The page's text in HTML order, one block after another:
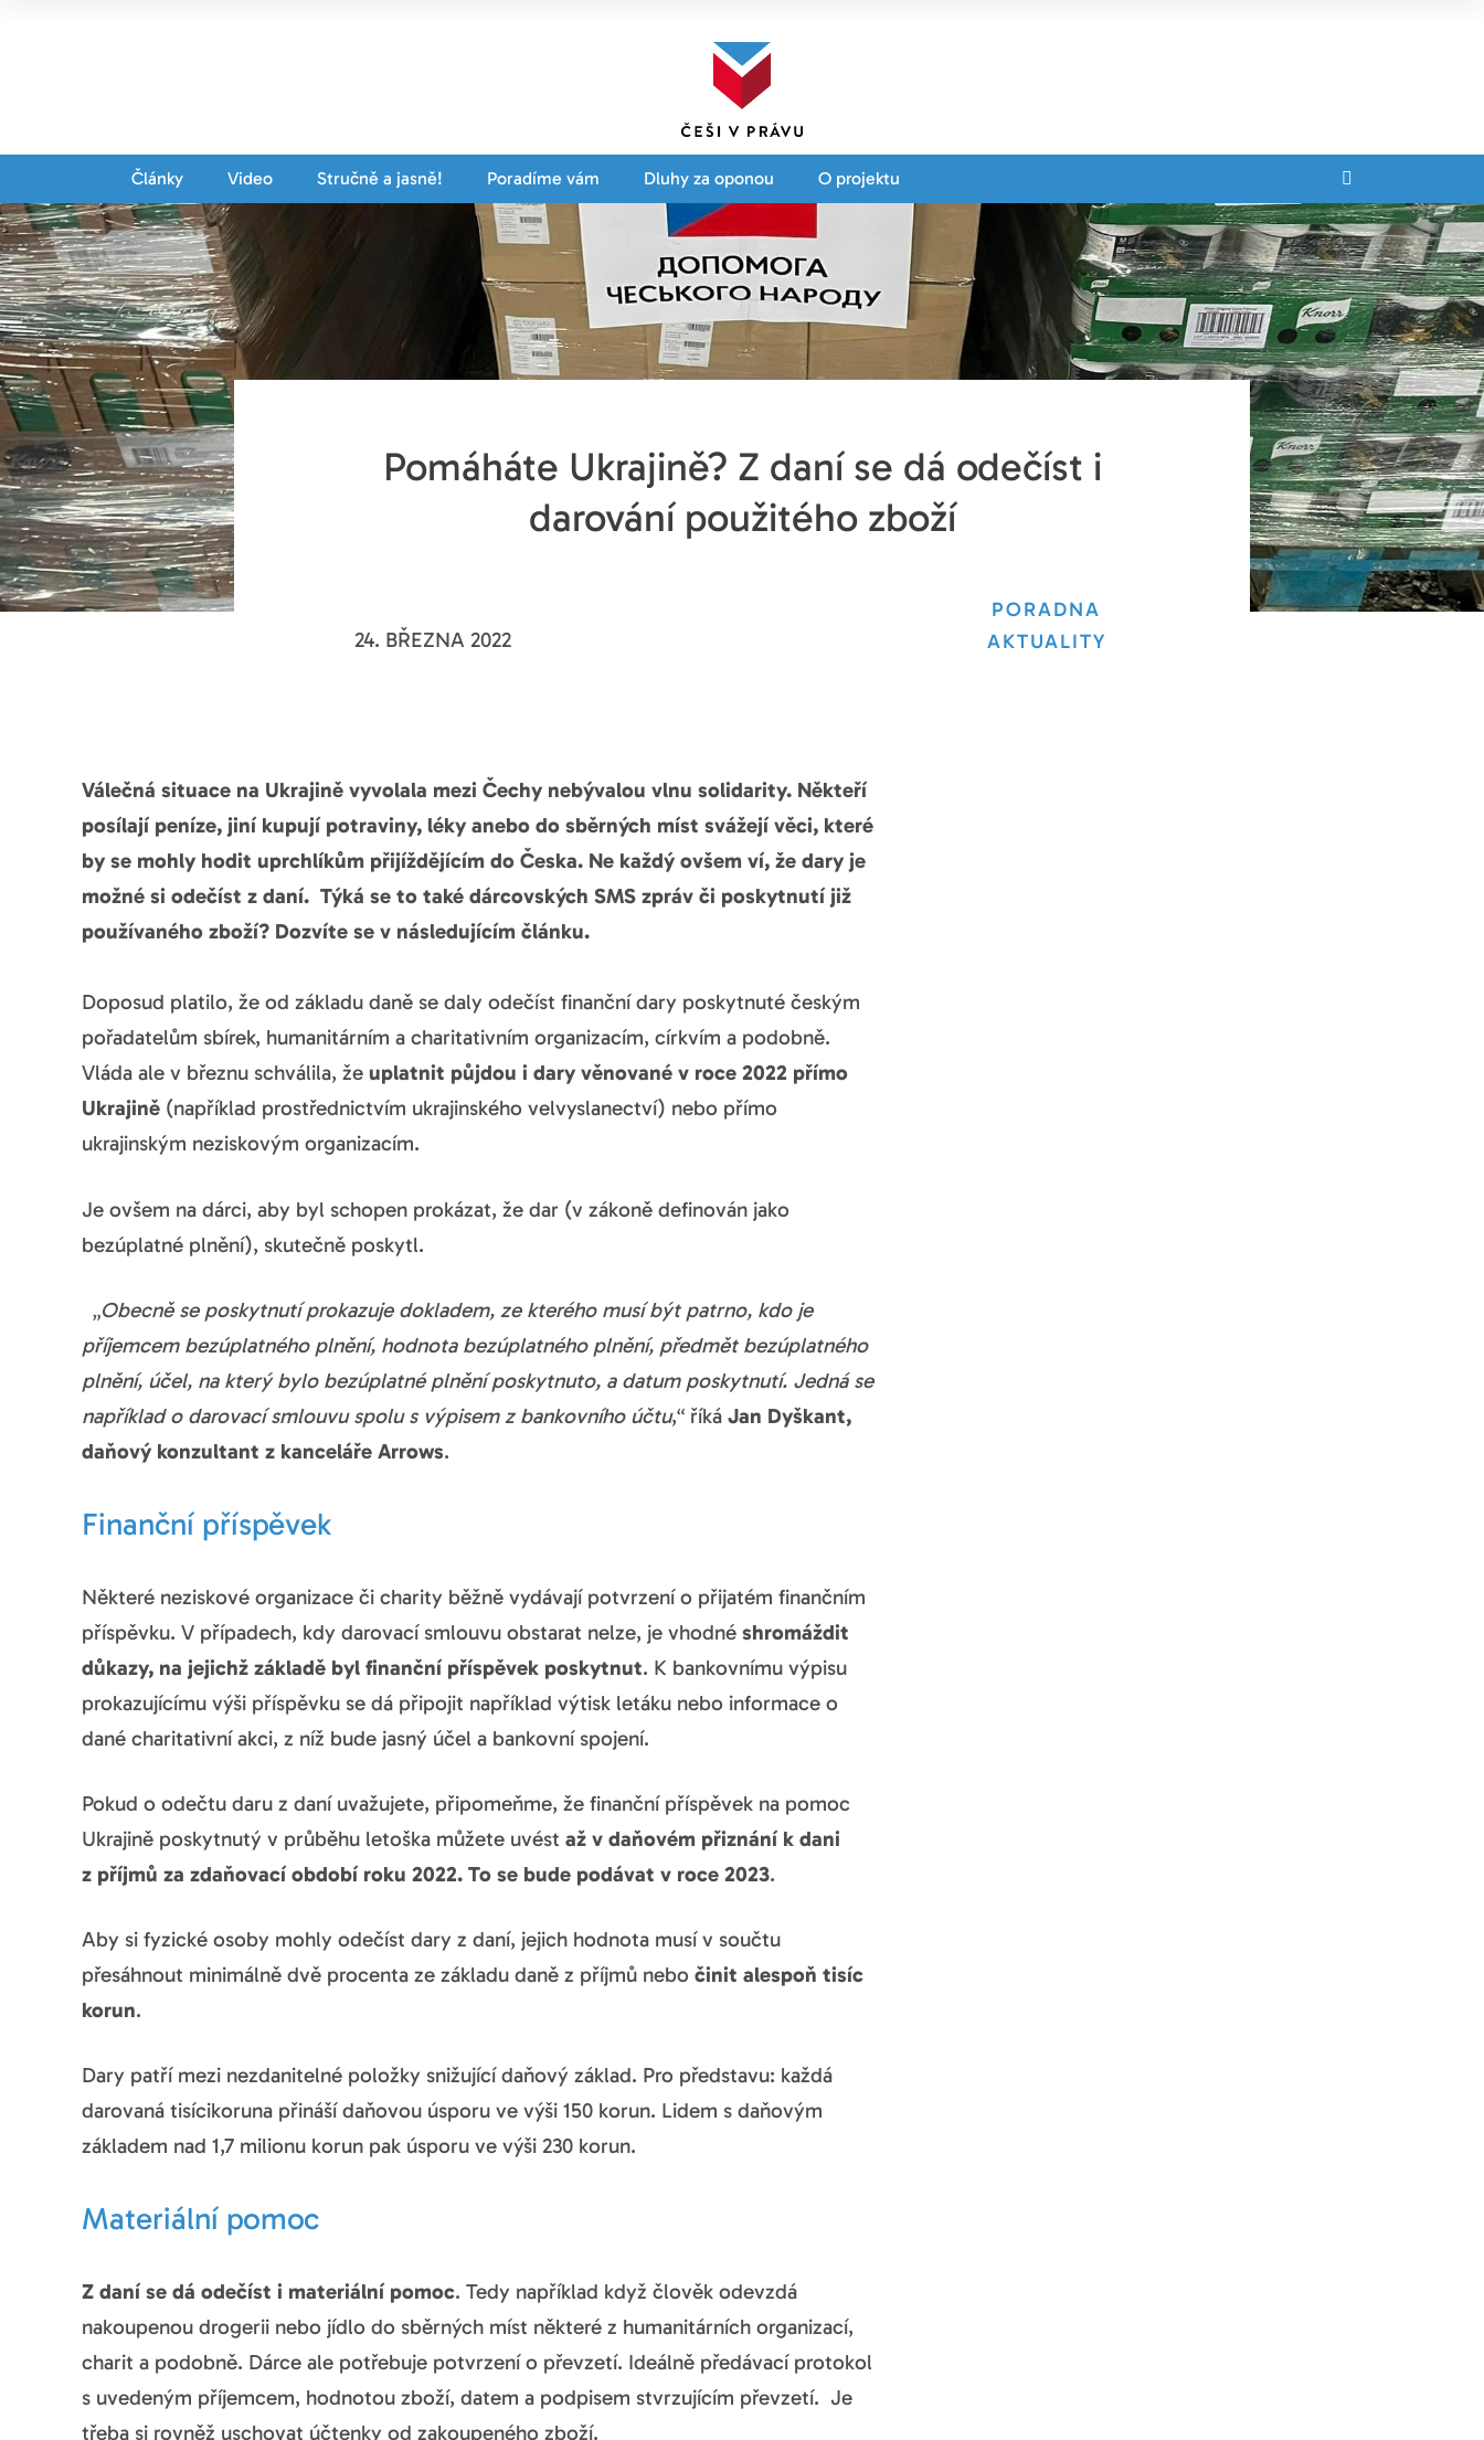
Články Video Stručně a jasně! Poradíme vám Dluhy za oponou O projektu
Pomáháte Ukrajině? Z daní se dá odečíst i
darování použitého zboží
24. BŘEZNA 2022
PORADNA
AKTUALITY
Válečná situace na Ukrajině vyvolala mezi Čechy nebývalou vlnu solidarity. Někteří
posílají peníze, jiní kupují potraviny, léky anebo do sběrných míst svážejí věci, které
by se mohly hodit uprchlíkům přijíždějícím do Česka. Ne každý ovšem ví, že dary je
možné si odečíst z daní. Týká se to také dárcovských SMS zpráv či poskytnutí již
používaného zboží? Dozvíte se v následujícím článku.
Doposud platilo, že od základu daně se daly odečíst finanční dary poskytnuté českým
pořadatelům sbírek, humanitárním a charitativním organizacím, církvím a podobně.
Vláda ale v březnu schválila, že uplatnit půjdou i dary věnované v roce 2022 přímo
Ukrajině(například prostřednictvím ukrajinského velvyslanectví) nebo přímo
ukrajinským neziskovým organizacím.
Je ovšem na dárci, aby byl schopen prokázat, že dar (v zákoně definován jako
bezúplatné plnění), skutečně poskytl.
„Obecně se poskytnutí prokazuje dokladem, ze kterého musí být patrno, kdo je
příjemcem bezúplatného plnění, hodnota bezúplatného plnění, předmět bezúplatného
plnění, účel, na který bylo bezúplatné plnění poskytnuto, a datum poskytnutí. Jedná se
například o darovací smlouvu spolu s výpisem z bankovního účtu,“ říká Jan Dyškant,
daňový konzultant z kanceláře Arrows.
Finanční příspěvek
Některé neziskové organizace či charity běžně vydávají potvrzení o přijatém finančním
příspěvku. V případech, kdy darovací smlouvu obstarat nelze, je vhodnéshromáždit
důkazy, na jejichž základě byl finanční příspěvek poskytnut. K bankovnímu výpisu
prokazujícímu výši příspěvku se dá připojit například výtisk letáku nebo informace o
dané charitativní akci, z níž bude jasný účel a bankovní spojení.
Pokud o odečtu daru z daní uvažujete, připomeňme, že finanční příspěvek na pomoc
Ukrajině poskytnutý v průběhu letoška můžete uvést až v daňovém přiznání k dani
z příjmů za zdaňovací období roku 2022. To se bude podávat v roce 2023.
Aby si fyzické osoby mohly odečíst dary z daní, jejich hodnota musí v součtu
přesáhnout minimálně dvě procenta ze základu daně z příjmů nebo činit alespoň tisíc
korun.
Dary patří mezi nezdanitelné položky snižující daňový základ. Pro představu: každá
darovaná tisícikoruna přináší daňovou úsporu ve výši 150 korun. Lidem s daňovým
základem nad 1,7 milionu korun pak úsporu ve výši 230 korun.
Materiální pomoc
Z daní se dá odečíst i materiální pomoc. Tedy například když člověk odevzdá
nakoupenou drogerii nebo jídlo do sběrných míst některé z humanitárních organizací,
charit a podobně. Dárce ale potřebuje potvrzení o převzetí. Ideálně předávací protokol
s uvedeným příjemcem, hodnotou zboží, datem a podpisem stvrzujícím převzetí. Je
třeba si rovněž uschovat účtenky od zakoupeného zboží.